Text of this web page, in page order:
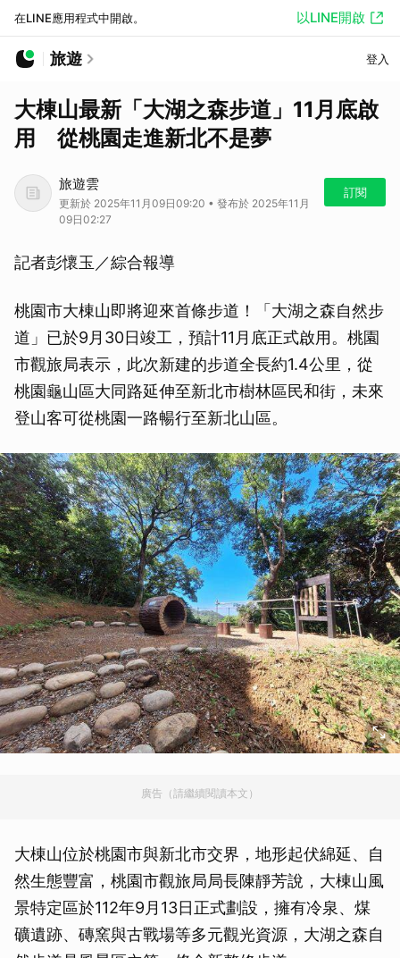
在LINE應用程式中開啟。 以LINE開啟
旅遊 登入
大棟山最新「大湖之森步道」11月底啟
用 從桃園走進新北不是夢
旅遊雲
更新於 2025年11月09日09:20 • 發布於 2025年11月
09日02:27
訂閱
記者彭懷玉／綜合報導
桃園市大棟山即將迎來首條步道！「大湖之森自然步
道」已於9月30日竣工，預計11月底正式啟用。桃園
市觀旅局表示，此次新建的步道全長約1.4公里，從
桃園龜山區大同路延伸至新北市樹林區民和街，未來
登山客可從桃園一路暢行至新北山區。
廣告（請繼續閱讀本文）
大棟山位於桃園市與新北市交界，地形起伏綿延、自
然生態豐富，桃園市觀旅局局長陳靜芳說，大棟山風
景特定區於112年9月13日正式劃設，擁有冷泉、煤
礦遺跡、磚窯與古戰場等多元觀光資源，大湖之森自